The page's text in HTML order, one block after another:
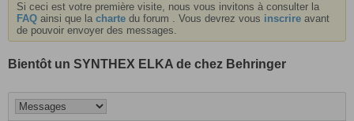
Si ceci est votre première visite, nous vous invitons à consulter la
FAQ ainsi que la charte du forum . Vous devrez vous inscrire avant
de pouvoir envoyer des messages.
Bientôt un SYNTHEX ELKA de chez Behringer